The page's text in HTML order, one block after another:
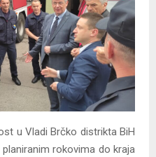
u Vladi Brčko distrikta BiH
rokovima do kraja